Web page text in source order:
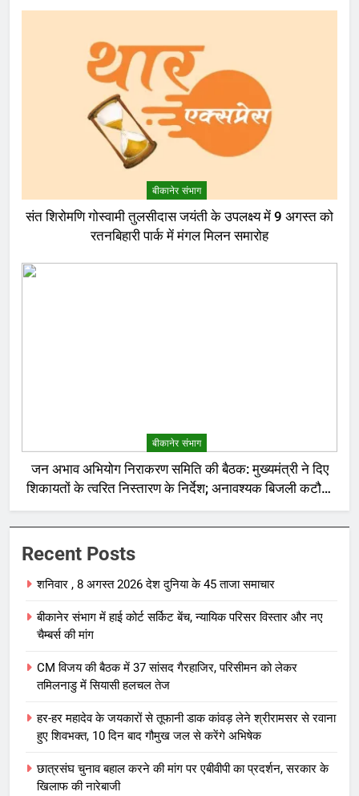
बीकानेर संभाग
संत शिरोमणि गोस्वामी तुलसीदास जयंती के उपलक्ष्य में 9 अगस्त को
रतनबिहारी पार्क में मंगल मिलन समारोह
बीकानेर संभाग
जन अभाव अभियोग निराकरण समिति की बैठक: मुख्यमंत्री ने दिए
शिकायतों के त्वरित निस्तारण के निर्देश; अनावश्यक बिजली कटौती
पर सख्त रुख
Recent Posts
शनिवार , 8 अगस्त 2026 देश दुनिया के 45 ताजा समाचार
बीकानेर संभाग में हाई कोर्ट सर्किट बेंच, न्यायिक परिसर विस्तार और नए
चैम्बर्स की मांग
CM विजय की बैठक में 37 सांसद गैरहाजिर, परिसीमन को लेकर
तमिलनाडु में सियासी हलचल तेज
हर-हर महादेव के जयकारों से तूफानी डाक कांवड़ लेने श्रीरामसर से रवाना
हुए शिवभक्त, 10 दिन बाद गौमुख जल से करेंगे अभिषेक
छात्रसंघ चुनाव बहाल करने की मांग पर एबीवीपी का प्रदर्शन, सरकार के
खिलाफ की नारेबाजी